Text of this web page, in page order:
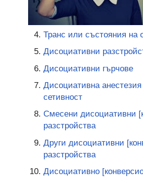
Транс или състояния на
Дисоциативни
Дисоциативни гърчове
Дисоциативна
сетивност
Смесени дисоциативни
разстройства
Други дисоциативни
разстройства
Дисоциативно